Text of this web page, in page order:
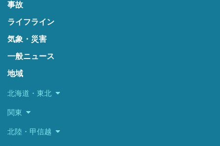
事故
ライフライン
気象・災害
一般ニュース
地域
北海道・東北
関東
北陸・甲信越